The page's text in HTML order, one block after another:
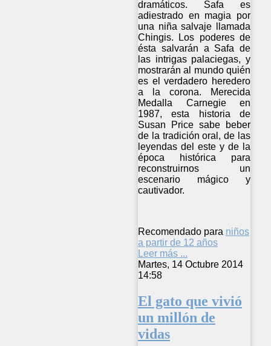
dramáticos. Safa es
adiestrado en magia por
una niña salvaje llamada
Chingis. Los poderes de
ésta salvarán a Safa de
las intrigas palaciegas, y
mostrarán al mundo quién
es el verdadero heredero
a la corona. Merecida
Medalla Carnegie en
1987, esta historia de
Susan Price sabe beber
de la tradición oral, de las
leyendas del este y de la
época histórica para
reconstruirnos un
escenario mágico y
cautivador.
Recomendado para niños
a partir de 12 años
Leer más ...
Martes, 14 Octubre 2014
14:58
El gato que vivió
un millón de
vidas